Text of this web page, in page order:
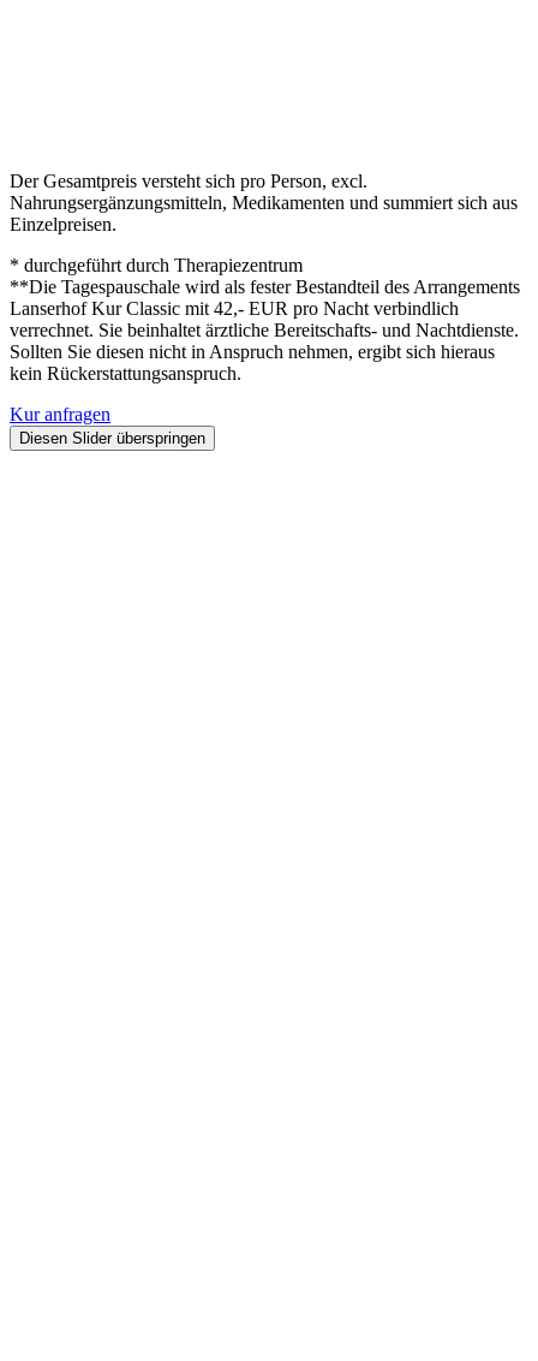
Der Gesamtpreis versteht sich pro Person, excl.
Nahrungsergänzungsmitteln, Medikamenten und summiert sich aus
Einzelpreisen.
* durchgeführt durch Therapiezentrum
**Die Tagespauschale wird als fester Bestandteil des Arrangements
Lanserhof Kur Classic mit 42,- EUR pro Nacht verbindlich
verrechnet. Sie beinhaltet ärztliche Bereitschafts- und Nachtdienste.
Sollten Sie diesen nicht in Anspruch nehmen, ergibt sich hieraus
kein Rückerstattungsanspruch.
Kur anfragen
Diesen Slider überspringen